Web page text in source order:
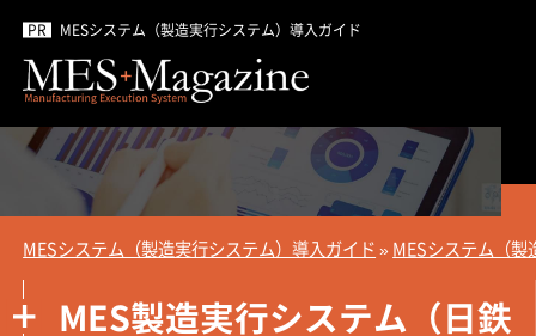
MESシステム（製造実行システム）導入ガイド
MESシステム（製造実行システム）導入ガイド»MESシステム（
MES製造実行システム（日鉄